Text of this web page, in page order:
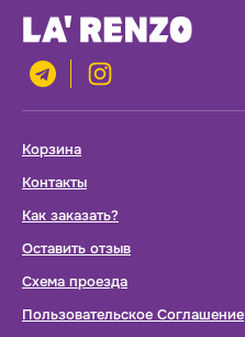
Корзина
Контакты
Как заказать?
Оставить отзыв
Схема проезда
Пользовательское Соглашение